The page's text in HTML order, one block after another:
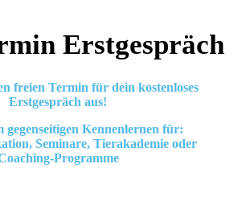
Erstgespräch
freien Termin für dein kostenloses
Erstgespräch aus!
gegenseitigen Kennenlernen für:
Seminare, Tierakademie oder
Programme